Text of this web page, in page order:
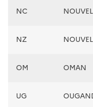
NC
NZ
OM OMAN
UG